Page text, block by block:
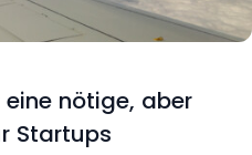
nötige, aber
Startups